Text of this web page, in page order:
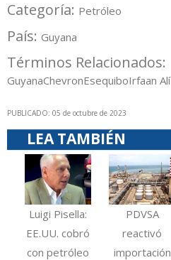
Categoría: Petróleo
País: Guyana
Términos Relacionados:
GuyanaChevronEsequiboIrfaan Alí
PUBLICADO: 05 de octubre de 2023
LEA TAMBIÉN
Luigi Pisella:
EE.UU. cobró
con petróleo
PDVSA
reactivó
importación